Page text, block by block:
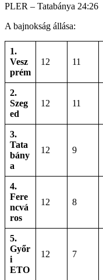
PLER – Tatabánya 24:26
A bajnokság állása:
1.
Vesz
prém
12 11
2.
Szeg
ed
12 11
3.
Tata
bány
a
12 9
4.
Fere
ncvá
ros
12 8
5.
Győr
i
ETO
12 7